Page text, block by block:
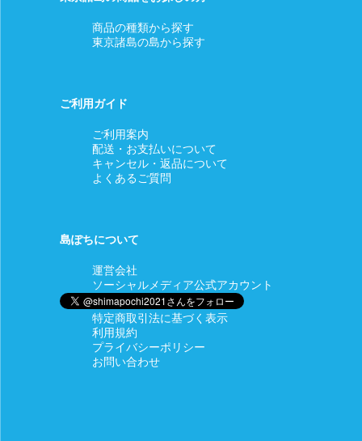
商品の種類から探す
東京諸島の島から探す
ご利用ガイド
ご利用案内
配送・お支払いについて
キャンセル・返品について
よくあるご質問
島ぽちについて
運営会社
ソーシャルメディア公式アカウント
特定商取引法に基づく表示
利用規約
プライバシーポリシー
お問い合わせ